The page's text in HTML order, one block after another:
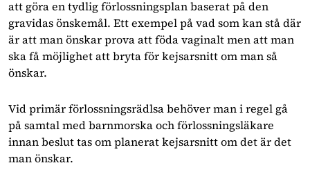
att göra en tydlig förlossningsplan baserat på den
gravidas önskemål. Ett exempel på vad som kan stå där
är att man önskar prova att föda vaginalt men att man
ska få möjlighet att bryta för kejsarsnitt om man så
önskar.
Vid primär förlossningsrädlsa behöver man i regel gå
på samtal med barnmorska och förlossningsläkare
innan beslut tas om planerat kejsarsnitt om det är det
man önskar.